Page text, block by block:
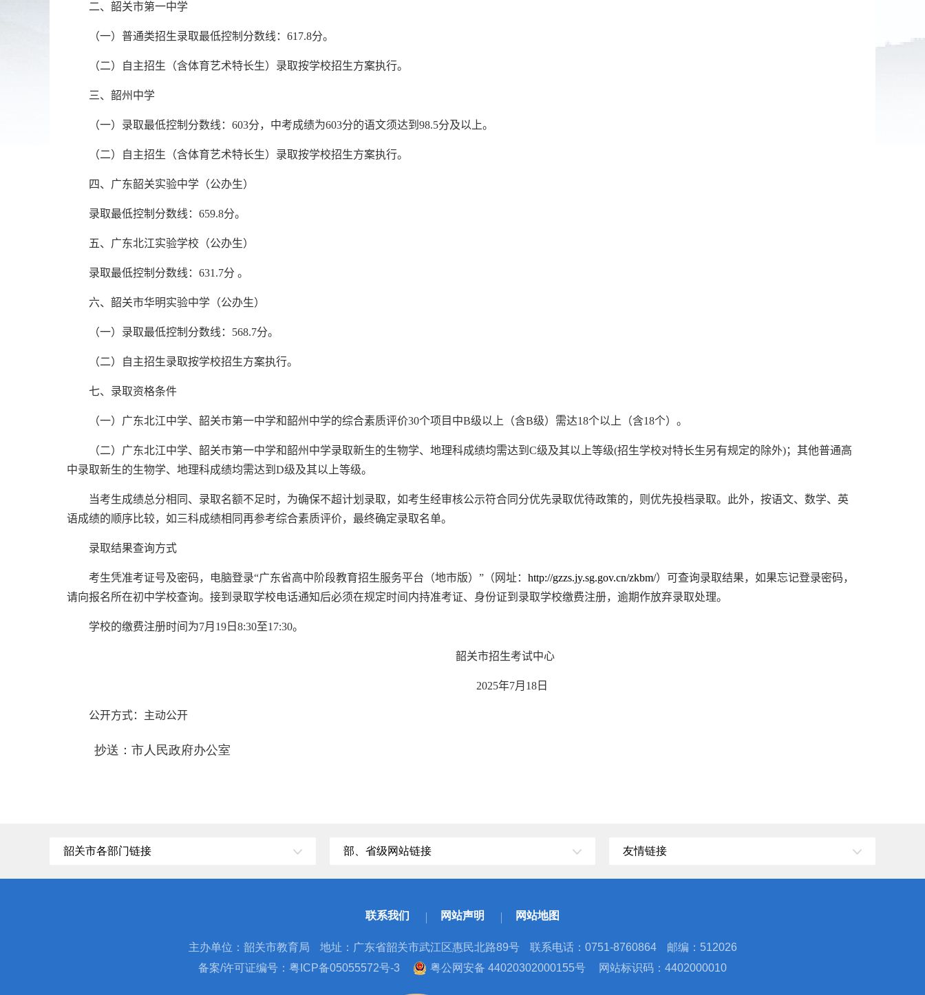
二、韶关市第一中学
（一）普通类招生录取最低控制分数线： 617.8分。
（二）自主招生（含体育艺术特长生）录取按学校招生方案执行。
三、韶州中学
（一）录取最低控制分数线： 603分，中考成绩为603分的语文须达到 98.5分及以上。
（二）自主招生（含体育艺术特长生）录取按学校招生方案执行。
四、广东韶关实验中学（公办生）
录取最低控制分数线： 659.8分。
五、广东北江实验学校（公办生）
录取最低控制分数线： 631.7分 。
六、韶关市华明实验中学（公办生）
（一）录取最低控制分数线： 568.7分。
（二）自主招生录取按学校招生方案执行。
七、录取资格条件
（一）广东北江中学、韶关市第一中学和韶州中学的综合素质评价30个项目中B级以上（含B级）需达18个以上（含18个）。
（二）广东北江中学、韶关市第一中学和韶州中学录取新生的生物学、地理科成绩均需达到 C级及其以上等级(招生学校对特长生另有规定的除外)；其他普通高
中录取新生的生物学、地理科成绩均需达到 D级及其以上等级。
当考生成绩总分相同、录取名额不足时，为确保不超计划录取， 如考生经审核公示符合同分优先录取优待政策的，则优先投档录取。此外， 按语文、数学、英
语成绩的顺序比较， 如三科成绩相同再参考综合素质评价，最终确定录取名单。
录取结果查询方式
考生凭准考证号及密码， 电脑登录“广东省高中阶段教育招生服务平台 （地市版） ” （ 网址： http://gzzs.jy.sg.gov.cn/zkbm/） 可查询录取结果， 如果忘记登录密码，
请向报名所在初中学校查询。接到录取学校电话通知后必须在规定时间内持准考证、身份证到录取学校缴费注册，逾期作放弃录取处理。
学校的缴费注册时间为7月 19 日 8:30至17:30。
韶关市招生考试中心
2025年7月 18 日
公开方式：主动公开
抄送：市人民政府办公室
韶关市各部门链接 部、省级网站链接 友情链接
联系我们 网站声明 网站地图
主办单位：韶关市教育局 地址：广东省韶关市武江区惠民北路89号 联系电话：0751-8760864
邮编：512026
备案/许可证编号：粤ICP备05055572号-3
粤公网安备 44020302000155号 网站标识码：4402000010